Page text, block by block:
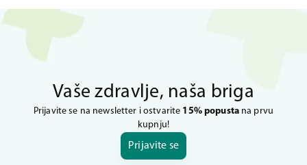
Vaše zdravlje, naša briga
Prijavite se na newsletter i ostvarite 15% popustana prvu
kupnju!
Prijavite se